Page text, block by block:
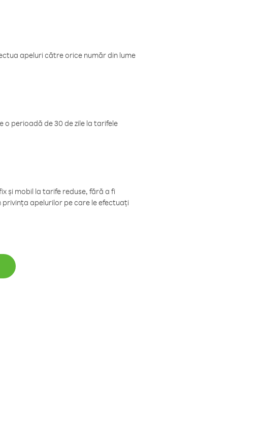
apeluri către orice număr din lume
perioadă de 30 de zile la tarifele
și mobil la tarife reduse, fără a fi
privința apelurilor pe care le efectuați